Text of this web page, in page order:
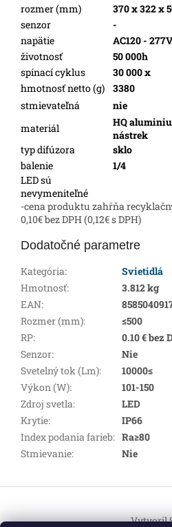
rozmer (mm)
370 x 322 x
senzor
-
napätie
AC120 -
životnosť
50 000h
spínací cyklus
30 000 x
hmotnosť netto (g)
3380
stmievateľná
nie
materiál
HQ
nástrek
typ difúzora
sklo
balenie
1/4
LED sú
nevymeniteľné
-cena produktu zahŕňa
0,10€ bez DPH (0,12€ s DPH)
Dodatočné parametre
Kategória:
Svietidlá
Hmotnosť:
3.812 kg
EAN:
Rozmer (mm):
≤500
RP:
0.10 € bez
Senzor:
Nie
Svetelný tok (Lm):
10000≤
Výkon (W):
101-150
Zdroj svetla:
LED
Krytie:
IP66
Index podania farieb: Ra≥80
Stmievanie: Nie
p
Vytvoril